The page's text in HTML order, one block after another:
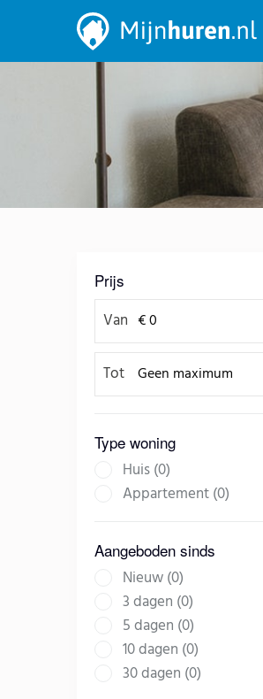
Prijs
Van
Tot
Type woning
Huis (0)
Appartement (0)
Aangeboden sinds
Nieuw (0)
3 dagen (0)
5 dagen (0)
10 dagen (0)
30 dagen (0)